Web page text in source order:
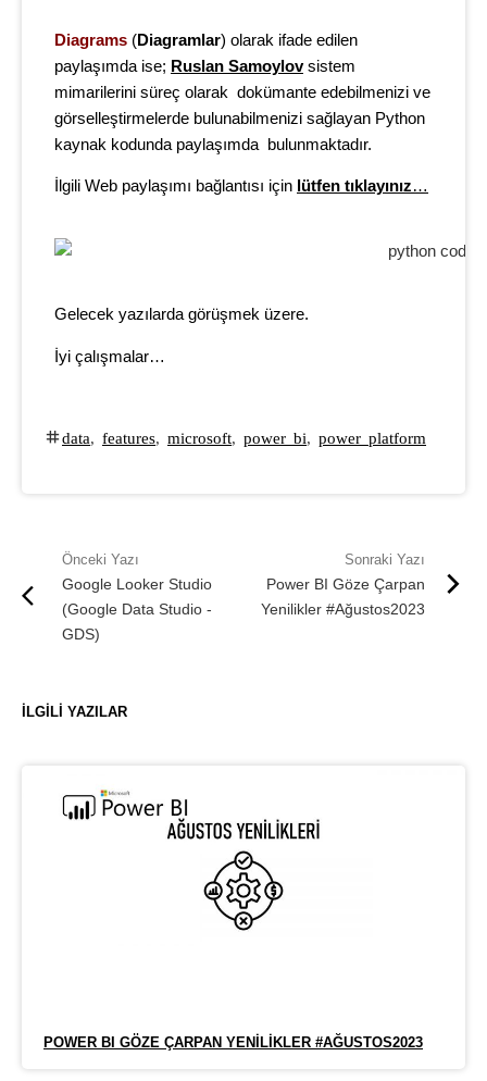
Diagrams (Diagramlar) olarak ifade edilen
paylaşımda ise; Ruslan Samoylovsistem
mimarilerini süreç olarak dokümante edebilmenizi ve
görselleştirmelerde bulunabilmenizi sağlayan Python
kaynak kodunda paylaşımda bulunmaktadır.
İlgili Web paylaşımı bağlantısı için lütfen tıklayınız…
Gelecek yazılarda görüşmek üzere.
İyi çalışmalar…
data features microsoft power bi power platform
Google Looker Studio
(Google Data Studio -
GDS)
Power BI Göze Çarpan
Yenilikler #Ağustos2023
İLGILI YAZILAR
POWER BI GÖZE ÇARPAN YENILIKLER #AĞUSTOS2023